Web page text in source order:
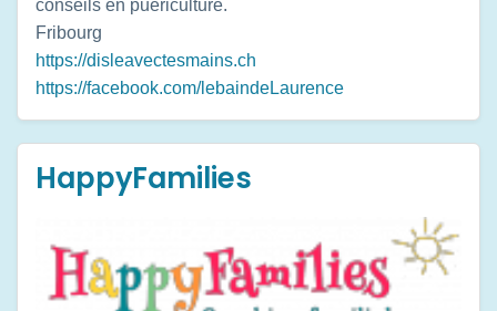
conseils en puériculture.
Fribourg
https://disleavectesmains.ch
https://facebook.com/lebaindeLaurence
HappyFamilies